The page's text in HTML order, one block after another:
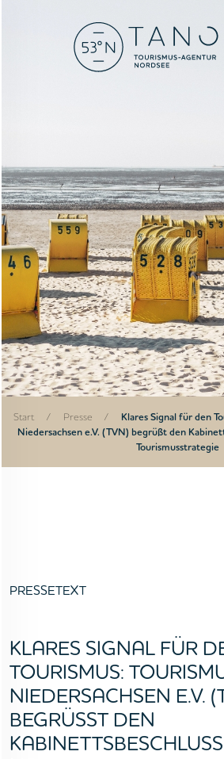
Start / Presse /
Klares Signal für den
Niedersachsen e.V. (TVN) begrüßt den
Tourismusstrategie
PRESSETEXT
KLARES SIGNAL FÜR
TOURISMUS:
NIEDERSACHSEN E.V.
BEGRÜSST DEN K
ABINETTSBESCHLUSS